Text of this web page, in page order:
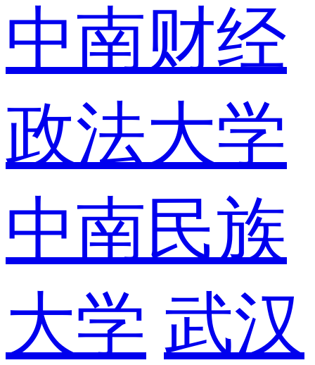
中南财经
政法大学
中南民族
大学 武汉